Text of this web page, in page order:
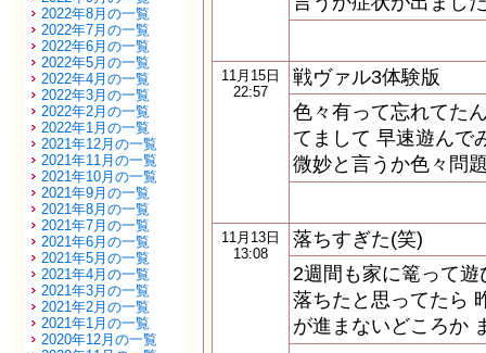
2022年8月の一覧
2022年7月の一覧
2022年6月の一覧
2022年5月の一覧
2022年4月の一覧
2022年3月の一覧
2022年2月の一覧
2022年1月の一覧
2021年12月の一覧
2021年11月の一覧
2021年10月の一覧
2021年9月の一覧
2021年8月の一覧
2021年7月の一覧
2021年6月の一覧
2021年5月の一覧
2021年4月の一覧
2021年3月の一覧
2021年2月の一覧
2021年1月の一覧
2020年12月の一覧
11月15日
22:57
戦ヴァル3体験版
色々有って忘れてた
てまして 早速遊んで
微妙と言うか色々問
11月13日
13:08
落ちすぎた(笑)
2週間も家に篭って
落ちたと思ってたら
が進まないどころか